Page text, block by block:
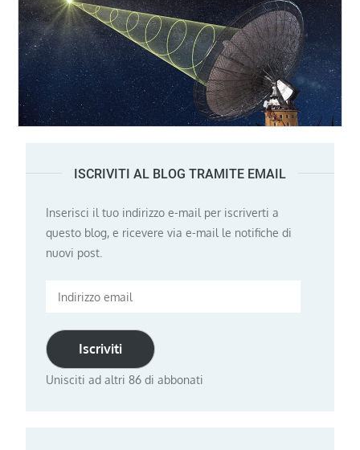
ISCRIVITI AL BLOG TRAMITE EMAIL
Inserisci il tuo indirizzo e-mail per iscriverti a
questo blog, e ricevere via e-mail le notifiche di
nuovi post.
Indirizzo
Iscriviti
Unisciti ad altri 86 di abbonati